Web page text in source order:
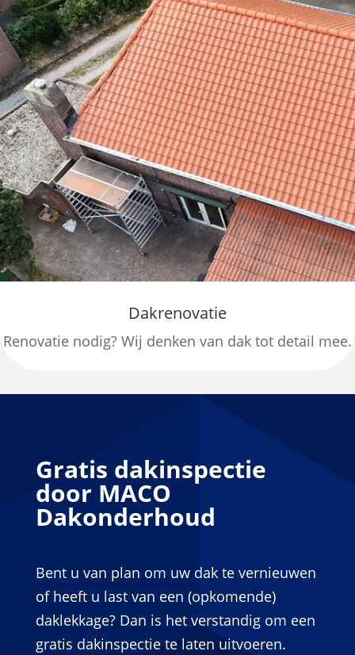
Dakrenovatie
Renovatie nodig? Wij denken van dak tot detail mee.
Gratis dakinspectie
door MACO
Dakonderhoud
Bent u van plan om uw dak te vernieuwen
of heeft u last van een (opkomende)
daklekkage? Dan is het verstandig om een
gratis dakinspectie te laten uitvoeren.